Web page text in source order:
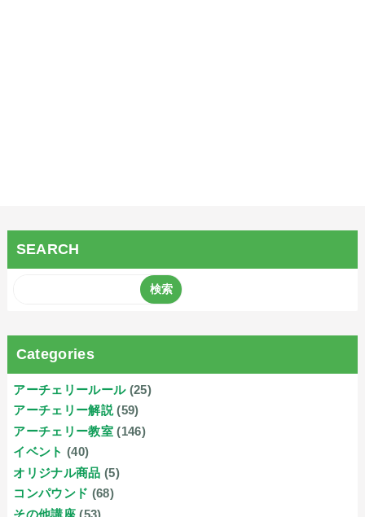
SEARCH
Categories
アーチェリールール (25)
アーチェリー解説 (59)
アーチェリー教室 (146)
イベント (40)
オリジナル商品 (5)
コンパウンド (68)
その他講座 (53)